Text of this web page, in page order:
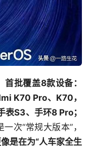
首批覆盖8款设备：
K70 Pro、K70，
S3、手环8 Pro；
次“常规大版本”，
是在为“人车家全生